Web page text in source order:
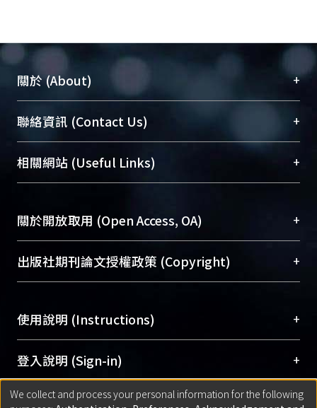
關於 (About) +
臺大位居世界頂尖大學之列，為永久珍藏及向國際
展現本校豐碩的研究成果及學術能量，圖書館整合
機構典藏（NTUR）與學術庫（AH）不同功能平
台，成為臺大學術典藏NTU scholars。期能整合研
成果。
To permanently archive and promote researcher
profiles and scholarly works, Library integrates the
services of “NTU Repository” with “Academic
聯絡資訊 (Contact Us) +
總館學科館員(Main Library)
醫學圖書館學科館員(Medical Library)
Sciences Library)
相關網站 (Useful Links) +
關於開放取用 (Open Access, OA) +
開放取用是從使用者角度提升資訊取用性的社會運
動，應用在學術研究上是透過將研究著作公開供使
用逐年攀升。同時可加速研究發展、提升研究影響
Archive）平台。 （點選深入了解OA）
出版社期刊論文授權政策 (Copyright) +
含部分內容的版權非匯入者所有，或由第三方贊
助與合作完成，請確認該版權所有者及第三方同
意提供此授權。
Please represent that the submission is your
original work, and that you have the right to
使用說明 (Instructions) +
網站簡介(Quickstart Guide)
使用手冊(Instruction Manual)
線上預約服務(Booking Service)
登入說明 (Sign-in) +
方案一：臺灣大學計算機中心帳號登入
匯入著作 (Submission) +
We collect and process your personal information for the following